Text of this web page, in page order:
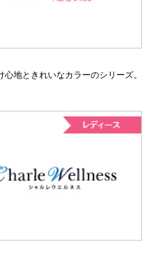
地ときれいなカラーのシリーズ。